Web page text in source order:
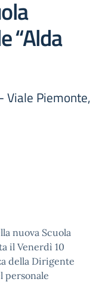
“Alda
Viale Piemonte,
nuova Scuola
il Venerdì 10
della Dirigente
personale